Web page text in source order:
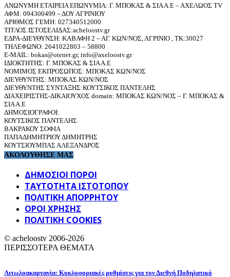
ΑΝΩΝΥΜΗ ΕΤΑΙΡΕΙΑ ΕΠΩΝΥΜΙΑ: Γ. ΜΠΟΚΑΣ & ΣΙΑ Α.Ε – ΑΧΕΛΩΟΣ TV
ΑΦΜ: 094300499 – ΔΟΥ ΑΓΡΙΝΙΟΥ
ΑΡΙΘΜΟΣ ΓΕΜΗ: 027340512000
ΤΙΤΛΟΣ ΙΣΤΟΣΕΛΙΔΑΣ:acheloostv.gr
ΕΔΡΑ-ΔΙΕΥΘΥΝΣΗ: ΚΑΒΑΦΗ 2 – ΑΓ. ΚΩΝ/ΝΟΣ, ΑΓΡΙΝΙΟ , ΤΚ:30027
ΤΗΛΕΦΩΝΟ: 2641022803 – 58800
E-MAIL: bokas@otenet.gr, info@axeloostv.gr
ΙΔΙΟΚΤΗΤΗΣ: Γ. ΜΠΟΚΑΣ & ΣΙΑ Α.Ε
ΝΟΜΙΜΟΣ ΕΚΠΡΟΣΩΠΟΣ: ΜΠΟΚΑΣ ΚΩΝ/ΝΟΣ
ΔΙΕΥΘΥΝΤΗΣ: ΜΠΟΚΑΣ ΚΩΝ/ΝΟΣ
ΔΙΕΥΘΥΝΤΗΣ ΣΥΝΤΑΞΗΣ:ΚΟΥΤΣΙΚΟΣ ΠΑΝΤΕΛΗΣ
ΔΙΑΧΕΙΡΙΣΤΗΣ-ΔΙΚΑΙΟΥΧΟΣ domain: ΜΠΟΚΑΣ ΚΩΝ/ΝΟΣ – Γ. ΜΠΟΚΑΣ &
ΣΙΑ Α.Ε
ΔΗΜΟΣΙΟΓΡΑΦΟΙ:
ΚΟΥΤΣΙΚΟΣ ΠΑΝΤΕΛΗΣ
ΒΑΚΡΑΚΟΥ ΣΟΦΙΑ
ΠΑΠΑΔΗΜΗΤΡΙΟΥ ΔΗΜΗΤΡΗΣ
ΚΟΥΤΣΙΟΥΜΠΑΣ ΑΛΕΞΑΝΔΡΟΣ
ΑΚΟΛΟΥΘΗΣΕ ΜΑΣ
ΔΗΜΟΣΙΟΙ ΠΟΡΟΙ
ΤΑΥΤΌΤΗΤΑ ΙΣΤΌΤΟΠΟΥ
ΠΟΛΙΤΙΚΉ ΑΠΟΡΡΉΤΟΥ
ΌΡΟΙ ΧΡΉΣΗΣ
ΠΟΛΙΤΙΚΗ COOKIES
© acheloostv 2006-2026
ΠΕΡΙΣΣΟΤΕΡΑ ΘΕΜΑΤΑ
Αιτωλοακαρνανία: Κυκλοφοριακές ρυθμίσεις για τον Διεθνή Ποδηλατικό